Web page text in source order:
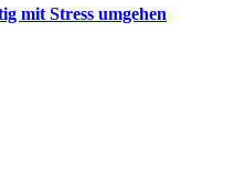
mit Stress umgehen